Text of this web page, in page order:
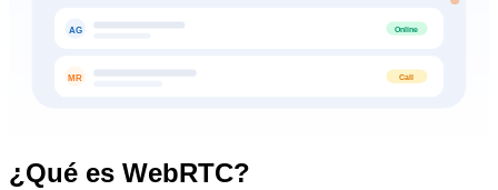
AG Online
MR Call
¿Qué es WebRTC?